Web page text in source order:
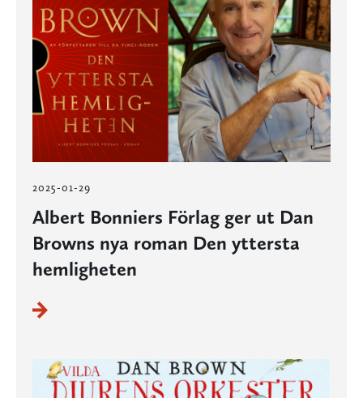
2025-01-29
Albert Bonniers Förlag ger ut Dan
Browns nya roman Den yttersta
hemligheten